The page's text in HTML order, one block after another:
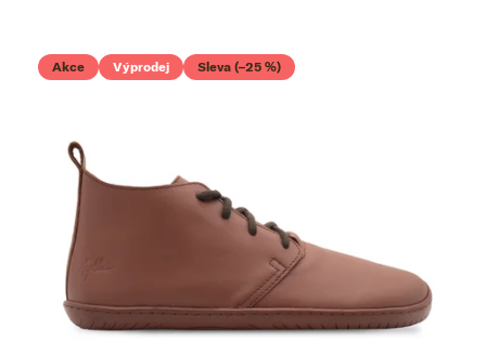
Akce Výprodej Sleva (–25 %)